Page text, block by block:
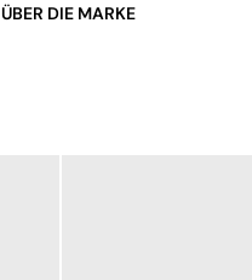
ÜBER DIE MARKE